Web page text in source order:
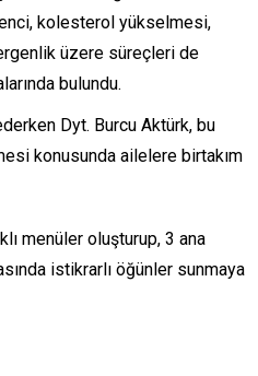
kolesterol yükselmesi,
üzere süreçleri de
bulundu.
Dyt. Burcu Aktürk, bu
konusunda ailelere birtakım
menüler oluşturup, 3 ana
istikrarlı öğünler sunmaya